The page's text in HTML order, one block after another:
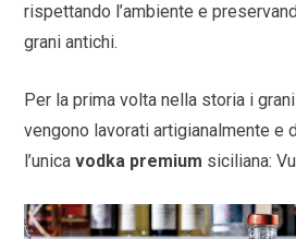
rispettando l’ambiente e
grani antichi.
Per la prima volta nella storia i
vengono lavorati artigianalmente e
l’unicavodka premium siciliana: